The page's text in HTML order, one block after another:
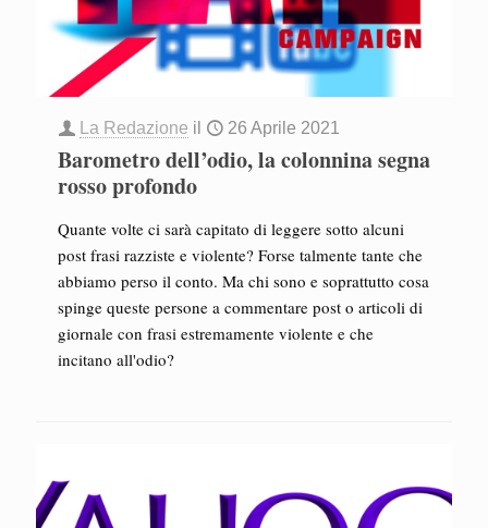
La Redazione il 26 Aprile 2021
Barometro dell’odio, la colonnina segna
rosso profondo
Quante volte ci sarà capitato di leggere sotto alcuni
post frasi razziste e violente? Forse talmente tante che
abbiamo perso il conto. Ma chi sono e soprattutto cosa
spinge queste persone a commentare post o articoli di
giornale con frasi estremamente violente e che
incitano all'odio?